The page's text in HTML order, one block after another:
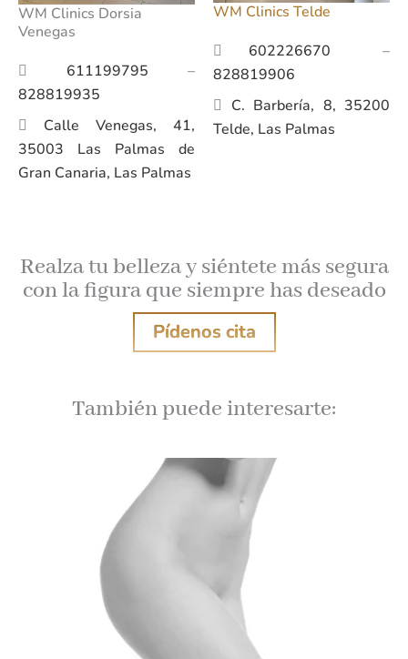
WM Clinics Dorsia
Venegas
611199795 –
828819935
Calle Venegas, 41,
35003 Las Palmas de
Gran Canaria, Las Palmas
WM Clinics Telde
602226670
–
828819906
C. Barbería, 8, 35200
Telde, Las Palmas
Realza tu belleza y siéntete más segura
con la figura que siempre has deseado
Pídenos cita
También puede interesarte: